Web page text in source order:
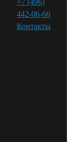
442-06-66
Контакты⁠